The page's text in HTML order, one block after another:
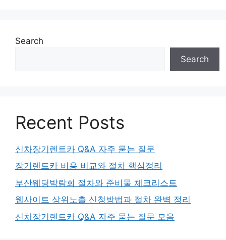
Search
Search
Recent Posts
신차장기렌트카 Q&A 자주 묻는 질문
장기렌트카 비용 비교와 절차 핵심정리
부산웨딩박람회 절차와 준비물 체크리스트
웹사이트 상위노출 신청방법과 절차 완벽 정리
신차장기렌트카 Q&A 자주 묻는 질문 모음